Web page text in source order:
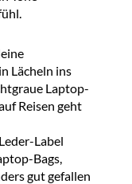
Lächeln ins
Laptop-
Reisen geht
Label
Bags,
gut gefallen